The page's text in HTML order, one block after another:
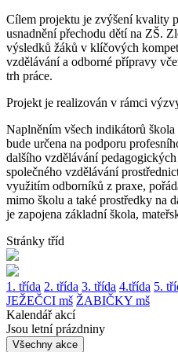
Cílem projektu je zvýšení kvality
usnadnění přechodu dětí na ZŠ.
výsledků žáků v klíčových
vzdělávání a odborné přípravy
trh práce.
Projekt je realizován v rámci
Naplněním všech indikátorů
bude určena na podporu
dalšího vzdělávání
společného vzdělávání
využitím odborníků z praxe,
mimo školu a také prostředky na
je zapojena základní škola,
Stránky tříd
1. třída 2. třída 3. třída 4.třída 5.
JEŽEČCI mš ŽABIČKY mš
Kalendář akcí
Jsou letní prázdniny
Všechny akce